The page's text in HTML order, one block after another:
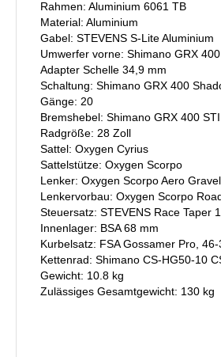
Rahmen: Aluminium 6061 TB
Material: Aluminium
Gabel: STEVENS S-Lite Aluminium
Umwerfer vorne: Shimano GRX
Adapter Schelle 34,9 mm
Schaltung: Shimano GRX 400
Gänge: 20
Bremshebel: Shimano GRX 400
Radgröße: 28 Zoll
Sattel: Oxygen Cyrius
Sattelstütze: Oxygen Scorpo
Lenker: Oxygen Scorpo Aero Gravel
Lenkervorbau: Oxygen Scorpo
Steuersatz: STEVENS Race Taper
Innenlager: BSA 68 mm
Kurbelsatz: FSA Gossamer Pro, 46-
Kettenrad: Shimano CS-HG50-10
Gewicht: 10.8 kg
Zulässiges Gesamtgewicht: 130 kg